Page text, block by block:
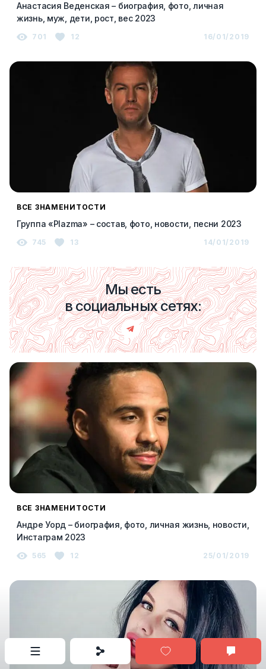
Анастасия Веденская – биография, фото, личная
жизнь, муж, дети, рост, вес 2023
701 12 16/01/2019
ВСЕ ЗНАМЕНИТОСТИ
Группа «Plazma» – состав, фото, новости, песни 2023
745 13 14/01/2019
Мы есть
в социальных сетях:
ВСЕ ЗНАМЕНИТОСТИ
Андре Уорд – биография, фото, личная жизнь, новости,
Инстаграм 2023
565 12 25/01/2019